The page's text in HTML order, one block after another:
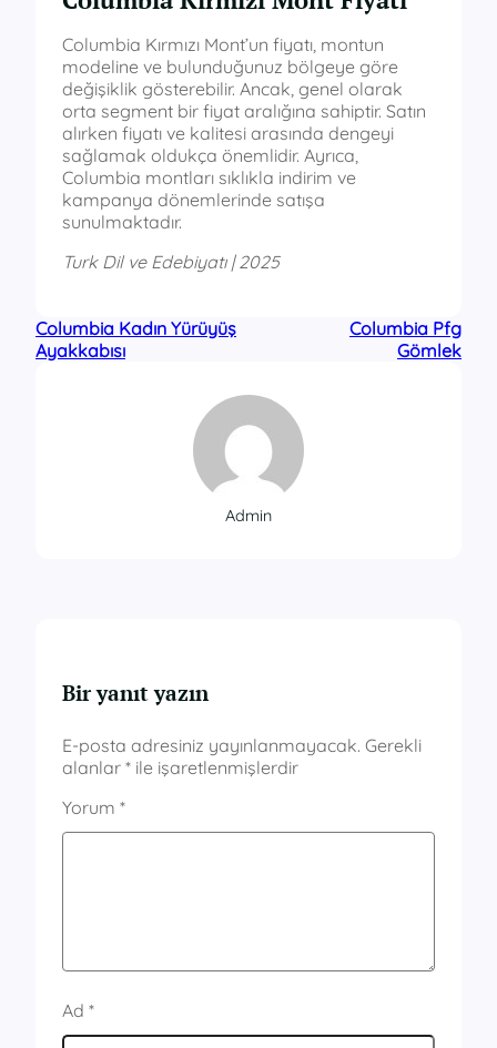
Columbia Kırmızı Mont’un fiyatı, montun
modeline ve bulunduğunuz bölgeye göre
değişiklik gösterebilir. Ancak, genel olarak
orta segment bir fiyat aralığına sahiptir. Satın
alırken fiyatı ve kalitesi arasında dengeyi
sağlamak oldukça önemlidir. Ayrıca,
Columbia montları sıklıkla indirim ve
kampanya dönemlerinde satışa
sunulmaktadır.
Turk Dil ve Edebiyatı | 2025
Columbia Kadın Yürüyüş
Ayakkabısı
Columbia Pfg
Gömlek
Admin
Bir yanıt yazın
E-posta adresiniz yayınlanmayacak. Gerekli
alanlar * ile işaretlenmişlerdir
Yorum *
Ad *